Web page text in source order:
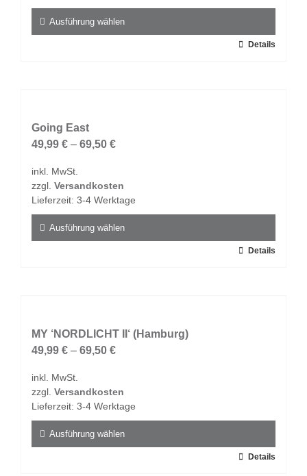
Produktseite
gewählt
Ausführung wählen
auf.
Die
können
auf
Produktseite
gewählt
Details
Going East
49,99 € – 69,50 €
inkl. MwSt.
zzgl. Versandkosten
Lieferzeit: 3-4 Werktage
Ausführung wählen
auf.
Die
können
auf
Produktseite
gewählt
Details
MY ‘NORDLICHT II‘ (Hamburg)
49,99 € – 69,50 €
inkl. MwSt.
zzgl. Versandkosten
Lieferzeit: 3-4 Werktage
Ausführung wählen
Details